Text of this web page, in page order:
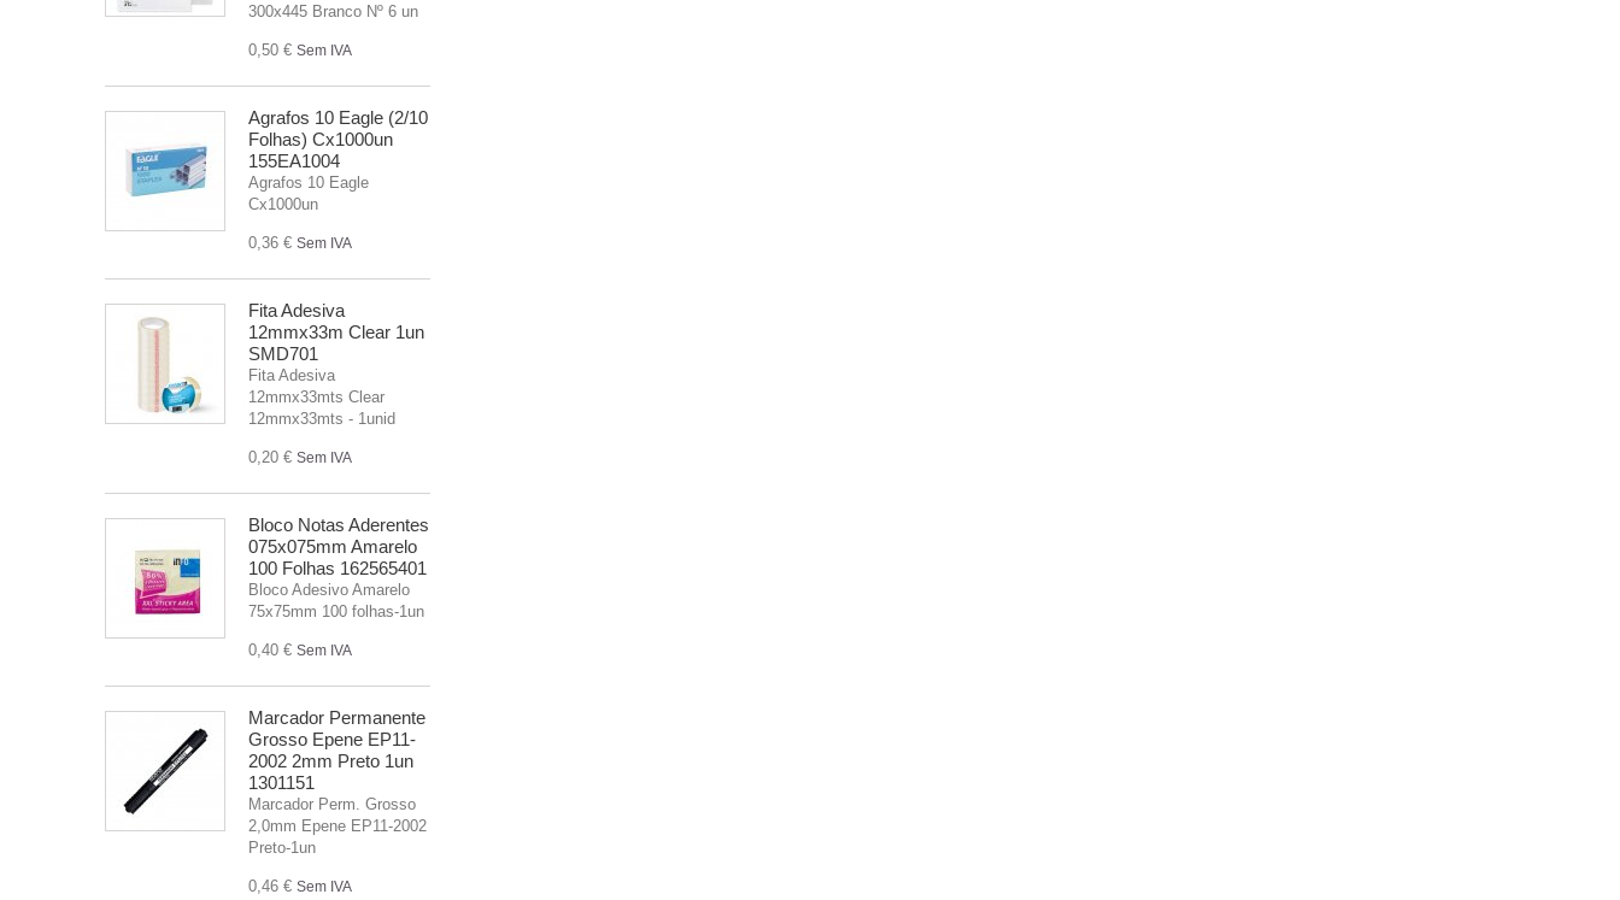
300x445 Branco Nº 6 un
0,50 € Sem IVA
Agrafos 10 Eagle (2/10
Folhas) Cx1000un
155EA1004
Agrafos 10 Eagle
Cx1000un
0,36 € Sem IVA
Fita Adesiva
12mmx33m Clear 1un
SMD701
Fita Adesiva
12mmx33mts Clear
12mmx33mts - 1unid
0,20 € Sem IVA
Bloco Notas Aderentes
075x075mm Amarelo
100 Folhas 162565401
Bloco Adesivo Amarelo
75x75mm 100 folhas-1un
0,40 € Sem IVA
Marcador Permanente
Grosso Epene EP11-
2002 2mm Preto 1un
1301151
Marcador Perm. Grosso
2,0mm Epene EP11-2002
Preto-1un
0,46 € Sem IVA